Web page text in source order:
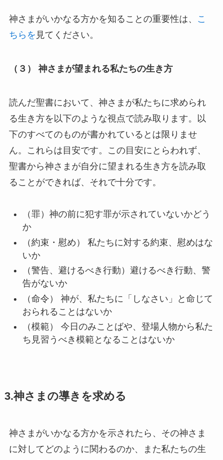
神さまがいかなる方かを知ることの重要性は、
こ
ちらを 見てください。
（３） 神さまが望まれる私たちの生き方
読んだ聖書において、神さまが私たちに求められ
る生き方を以下のような視点で読み取ります。以
下のすべてのものが書かれているとは限りませ
ん。これらは目安です。この目安にとらわれず、
聖書から神さまが自分に望まれる生き方を読み取
ることができれば、それで十分です。
（罪）神の前に犯す罪が示されていないかどう
か
（約束・慰め） 私たちに対する約束、慰めはな
いか
（警告、避けるべき行動）避けるべき行動、警
告がないか
（命令） 神が、私たちに「しなさい」と命じて
おられることはないか
（模範） 今日のみことばや、登場人物から私た
ち見習うべき模範となることはないか
3.神さまの導きを求める
神さまがいかなる方かを示されたら、その神さま
に対してどのように関わるのか、また私たちの生